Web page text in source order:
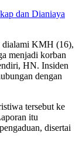
dialami KMH (16),
menjadi korban
HN. Insiden
dengan
tersebut ke
itu
disertai